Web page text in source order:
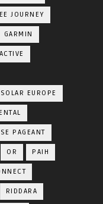
JOURNEY
GARMIN
EUROPE
PAGEANT
OR PAIH
RIDDARA